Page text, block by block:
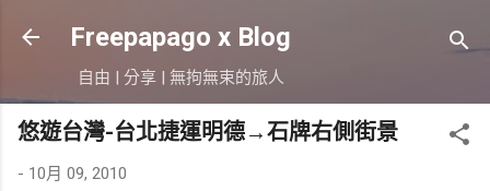
跳到主要內容
Freepapago x Blog
自由 | 分享 | 無拘無束的旅人
悠遊台灣-台北捷運明德→石牌右側街景
- 10月 09, 2010